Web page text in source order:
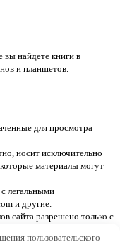
вы найдете книги в
и планшетов.
для просмотра
носит исключительно
материалы могут
легальными
и другие.
сайта разрешено только с
пользовательского